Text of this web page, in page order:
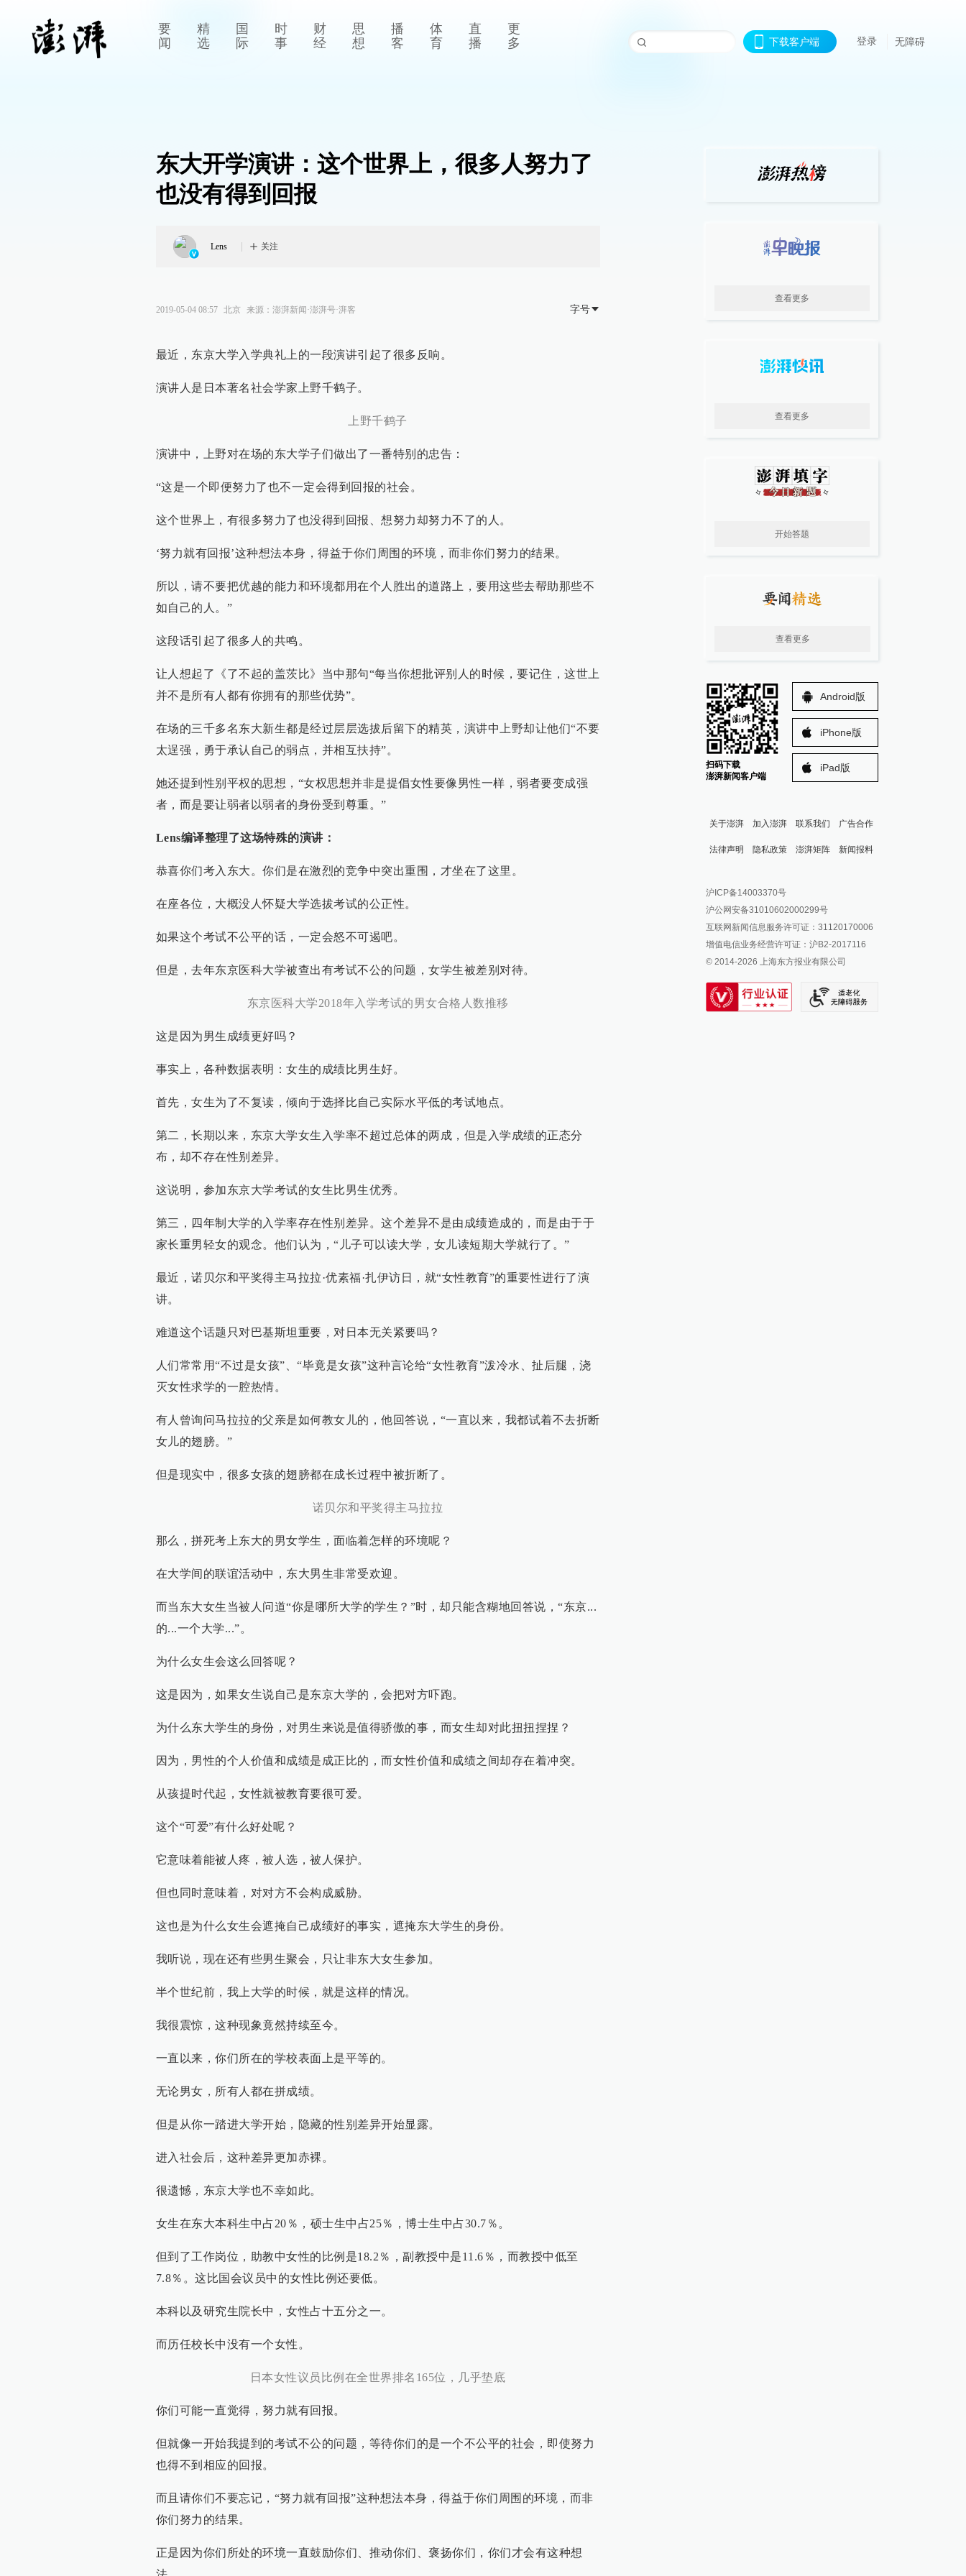
要
闻
精
选
国
际
时
事
财
经
思
想
播
客
体
育
直
播
更
多
下载客户端 登录 无障碍
东大开学演讲：这个世界上，很多人努力了
也没有得到回报
Lens 关注
2019-05-04 08:57 北京 来源： 澎湃新闻·澎湃号·湃客 字号
最近，东京大学入学典礼上的一段演讲引起了很多反响。
演讲人是日本著名社会学家上野千鹤子。
上野千鹤子
演讲中，上野对在场的东大学子们做出了一番特别的忠告：
“这是一个即便努力了也不一定会得到回报的社会。
这个世界上，有很多努力了也没得到回报、想努力却努力不了的人。
‘努力就有回报’这种想法本身，得益于你们周围的环境，而非你们努力的结果。
所以，请不要把优越的能力和环境都用在个人胜出的道路上，要用这些去帮助那些不
如自己的人。”
这段话引起了很多人的共鸣。
让人想起了《了不起的盖茨比》当中那句“每当你想批评别人的时候，要记住，这世上
并不是所有人都有你拥有的那些优势”。
在场的三千多名东大新生都是经过层层选拔后留下的精英，演讲中上野却让他们“不要
太逞强，勇于承认自己的弱点，并相互扶持”。
她还提到性别平权的思想，“女权思想并非是提倡女性要像男性一样，弱者要变成强
者，而是要让弱者以弱者的身份受到尊重。”
Lens编译整理了这场特殊的演讲：
恭喜你们考入东大。你们是在激烈的竞争中突出重围，才坐在了这里。
在座各位，大概没人怀疑大学选拔考试的公正性。
如果这个考试不公平的话，一定会怒不可遏吧。
但是，去年东京医科大学被查出有考试不公的问题，女学生被差别对待。
东京医科大学2018年入学考试的男女合格人数推移
这是因为男生成绩更好吗？
事实上，各种数据表明：女生的成绩比男生好。
首先，女生为了不复读，倾向于选择比自己实际水平低的考试地点。
第二，长期以来，东京大学女生入学率不超过总体的两成，但是入学成绩的正态分
布，却不存在性别差异。
这说明，参加东京大学考试的女生比男生优秀。
第三，四年制大学的入学率存在性别差异。这个差异不是由成绩造成的，而是由于于
家长重男轻女的观念。他们认为，“儿子可以读大学，女儿读短期大学就行了。”
最近，诺贝尔和平奖得主马拉拉·优素福·扎伊访日，就“女性教育”的重要性进行了演
讲。
难道这个话题只对巴基斯坦重要，对日本无关紧要吗？
人们常常用“不过是女孩”、“毕竟是女孩”这种言论给“女性教育”泼冷水、扯后腿，浇
灭女性求学的一腔热情。
有人曾询问马拉拉的父亲是如何教女儿的，他回答说，“一直以来，我都试着不去折断
女儿的翅膀。”
但是现实中，很多女孩的翅膀都在成长过程中被折断了。
诺贝尔和平奖得主马拉拉
那么，拼死考上东大的男女学生，面临着怎样的环境呢？
在大学间的联谊活动中，东大男生非常受欢迎。
而当东大女生当被人问道“你是哪所大学的学生？”时，却只能含糊地回答说，“东京...
的...一个大学...”。
为什么女生会这么回答呢？
这是因为，如果女生说自己是东京大学的，会把对方吓跑。
为什么东大学生的身份，对男生来说是值得骄傲的事，而女生却对此扭扭捏捏？
因为，男性的个人价值和成绩是成正比的，而女性价值和成绩之间却存在着冲突。
从孩提时代起，女性就被教育要很可爱。
这个“可爱”有什么好处呢？
它意味着能被人疼，被人选，被人保护。
但也同时意味着，对对方不会构成威胁。
这也是为什么女生会遮掩自己成绩好的事实，遮掩东大学生的身份。
我听说，现在还有些男生聚会，只让非东大女生参加。
半个世纪前，我上大学的时候，就是这样的情况。
我很震惊，这种现象竟然持续至今。
一直以来，你们所在的学校表面上是平等的。
无论男女，所有人都在拼成绩。
但是从你一踏进大学开始，隐藏的性别差异开始显露。
进入社会后，这种差异更加赤裸。
很遗憾，东京大学也不幸如此。
女生在东大本科生中占20％，硕士生中占25％，博士生中占30.7％。
但到了工作岗位，助教中女性的比例是18.2％，副教授中是11.6％，而教授中低至
7.8％。这比国会议员中的女性比例还要低。
本科以及研究生院长中，女性占十五分之一。
而历任校长中没有一个女性。
日本女性议员比例在全世界排名165位，几乎垫底
你们可能一直觉得，努力就有回报。
但就像一开始我提到的考试不公的问题，等待你们的是一个不公平的社会，即使努力
也得不到相应的回报。
而且请你们不要忘记，“努力就有回报”这种想法本身，得益于你们周围的环境，而非
你们努力的结果。
正是因为你们所处的环境一直鼓励你们、推动你们、褒扬你们，你们才会有这种想
查看更多
查看更多
开始答题
查看更多
扫码下载
澎湃新闻客户端
Android版
iPhone版
iPad版
关于澎湃 加入澎湃 联系我们 广告合作
法律声明 隐私政策 澎湃矩阵
澎湃新闻公众号
澎湃新闻抖音号
派生万物开放平台
IP SHANGHAI
SIXTH TONE
新闻报料
报料邮箱: news@thepaper.cn
沪ICP备14003370号
沪公网安备31010602000299号
互联网新闻信息服务许可证：31120170006
增值电信业务经营许可证：沪B2-2017116
© 2014-2026 上海东方报业有限公司